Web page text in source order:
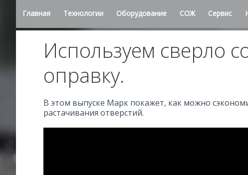
Главная Технологии Оборудование СОЖ Сервис
Используем сверло
оправку.
В этом выпуске Марк покажет, как можно
растачивания отверстий.